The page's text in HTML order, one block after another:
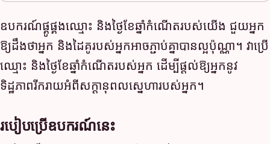
ឧបករណ៍ផ្គូផ្គងឈ្មោះ និងថ្ងៃខែឆ្នាំកំណើតរបស់យើង ជួយអ្នក
ឱ្យដឹងថាអ្នក និងដៃគូរបស់អ្នកអាចភ្ជាប់គ្នាបានល្អប៉ុណ្ណា។ វាប្រើ
ឈ្មោះ និងថ្ងៃខែឆ្នាំកំណើតរបស់អ្នក ដើម្បីផ្ដល់ឱ្យអ្នកនូវ
ទិដ្ឋភាពរីករាយអំពីសក្តានុពលស្នេហារបស់អ្នក។
របៀបប្រើឧបករណ៍នេះ